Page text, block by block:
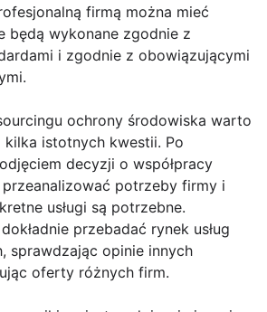
firmą można mieć
będą wykonane zgodnie z
i zgodnie z obowiązującymi
ochrony środowiska warto
istotnych kwestii. Po
decyzji o współpracy
potrzeby firmy i
usługi są potrzebne.
przebadać rynek usług
sprawdzając opinie innych
oferty różnych firm.